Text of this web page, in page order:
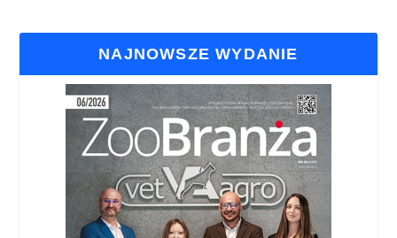
NAJNOWSZE WYDANIE